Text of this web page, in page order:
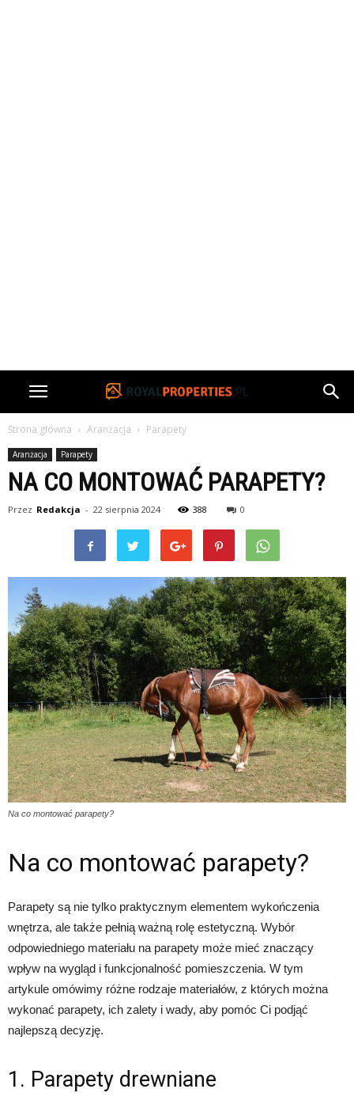
Strona główna Aranżacja Parapety
Aranżacja Parapety
NA CO MONTOWAĆ PARAPETY?
Przez Redakcja - 22 sierpnia 2024 388 0
Na co montować parapety?
Na co montować parapety?
Parapety są nie tylko praktycznym elementem wykończenia
wnętrza, ale także pełnią ważną rolę estetyczną. Wybór
odpowiedniego materiału na parapety może mieć znaczący
wpływ na wygląd i funkcjonalność pomieszczenia. W tym
artykule omówimy różne rodzaje materiałów, z których można
wykonać parapety, ich zalety i wady, aby pomóc Ci podjąć
najlepszą decyzję.
1. Parapety drewniane